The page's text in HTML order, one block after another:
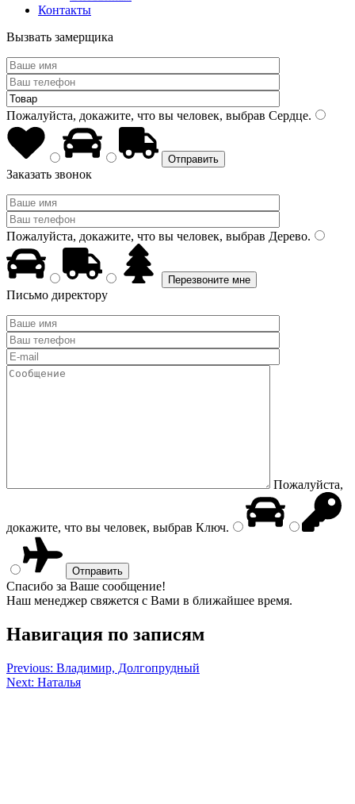
Контакты
Вызвать замерщика
Пожалуйста, докажите, что вы человек, выбрав Сердце.
Заказать звонок
Пожалуйста, докажите, что вы человек, выбрав Дерево.
Письмо директору
Пожалуйста,
докажите, что вы человек, выбрав Ключ.
Спасибо за Ваше сообщение!
Наш менеджер свяжется с Вами в ближайшее время.
Навигация по записям
Previous: Владимир, Долгопрудный
Next: Наталья